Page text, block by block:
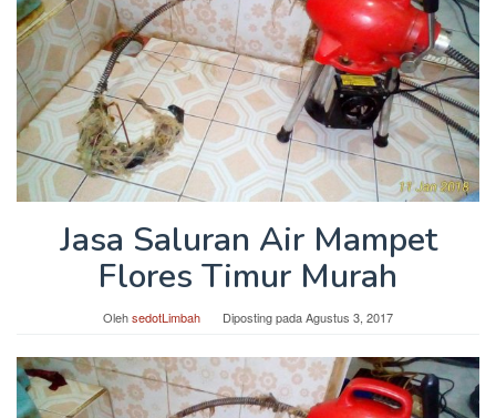
Jasa Saluran Air Mampet
Flores Timur Murah
OlehsedotLimbah Diposting padaAgustus 3, 2017